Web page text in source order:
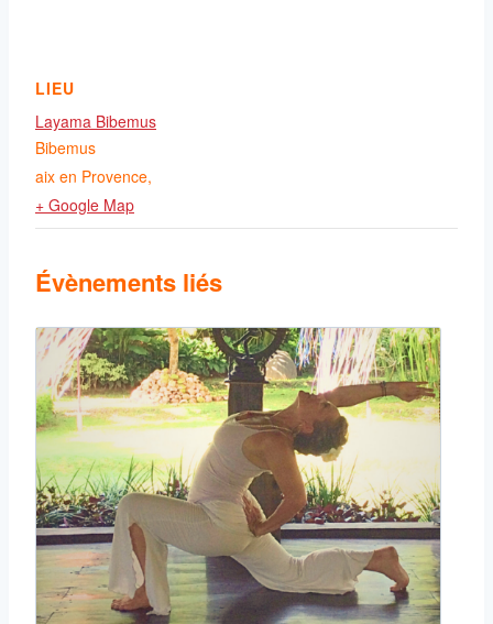
LIEU
Layama Bibemus
Bibemus
aix en Provence,
+ Google Map
Évènements liés